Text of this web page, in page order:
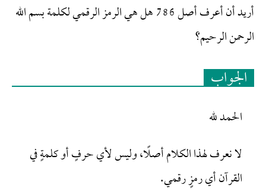
أريد أن أعرف أصل 786 هل هي الرمز الرقمي لكلمة بسم الله
الرحمن الرحيم؟
الجواب
الحمد لله
لا نعرف لهذا الكلام أصلًا، وليس لأي حرفٍ أو كلمةٍ في
القرآن أي رمزٍ رقمي.